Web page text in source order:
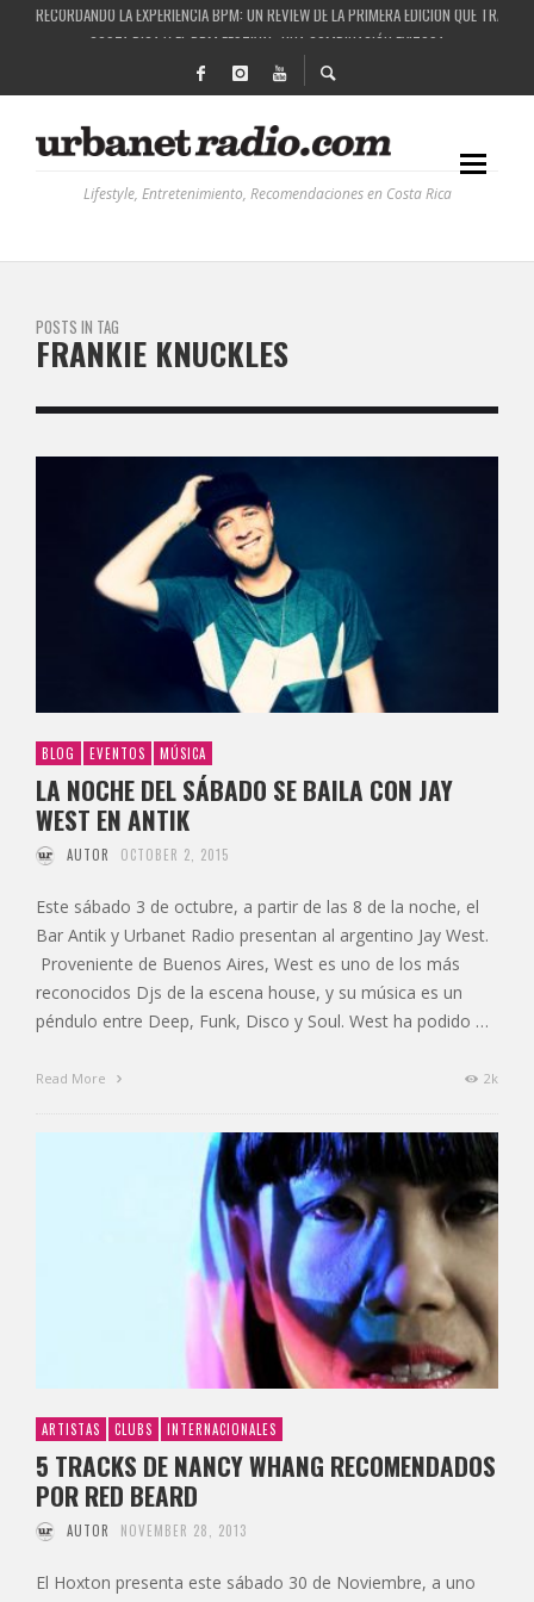
COSTA RICA Y EL BPM FESTIVAL: UNA COMBINACIÓN EXITOSA
RUTAS NATURBANAS: EL PROYECTO QUE ESTÁ TRANSFORMANDO LA CALIDAD DE
LA HISTORIA DETRÁS DE LA MÚSICA ELECTRÓNICA: BBC RADIOPHONIC WORKSHOP
Lifestyle, Entretenimiento, Recomendaciones en Costa Rica
POSTS IN TAG
FRANKIE KNUCKLES
BLOG EVENTOS MÚSICA
LA NOCHE DEL SÁBADO SE BAILA CON JAY
WEST EN ANTIK
AUTOR OCTOBER 2, 2015
Este sábado 3 de octubre, a partir de las 8 de la noche, el
Bar Antik y Urbanet Radio presentan al argentino Jay West.
Proveniente de Buenos Aires, West es uno de los más
reconocidos Djs de la escena house, y su música es un
péndulo entre Deep, Funk, Disco y Soul. West ha podido …
Read More 2k
ARTISTAS CLUBS INTERNACIONALES
5 TRACKS DE NANCY WHANG RECOMENDADOS
POR RED BEARD
AUTOR NOVEMBER 28, 2013
El Hoxton presenta este sábado 30 de Noviembre, a uno